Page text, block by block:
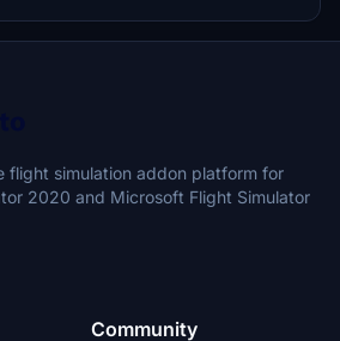
flight simulation addon platform for
2020 and Microsoft Flight Simulator
Community